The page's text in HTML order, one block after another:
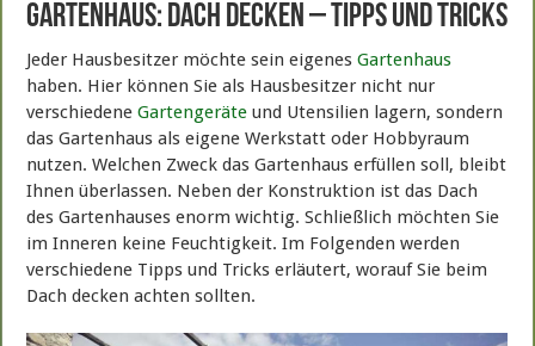
Gartenhaus: Dach decken – Tipps und Tricks
Jeder Hausbesitzer möchte sein eigenesGartenhaus
haben. Hier können Sie als Hausbesitzer nicht nur
verschiedeneGartengeräte und Utensilien lagern, sondern
das Gartenhaus als eigene Werkstatt oder Hobbyraum
nutzen. Welchen Zweck das Gartenhaus erfüllen soll, bleibt
Ihnen überlassen. Neben der Konstruktion ist das Dach
des Gartenhauses enorm wichtig. Schließlich möchten Sie
im Inneren keine Feuchtigkeit. Im Folgenden werden
verschiedene Tipps und Tricks erläutert, worauf Sie beim
Dach decken achten sollten.